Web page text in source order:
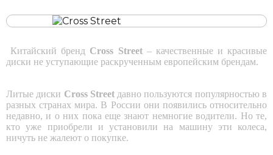
Китайский бренд Cross Street– качественные и красивые
диски не уступающие раскрученным европейским брендам.
Литые диски Cross Streetдавно пользуются популярностью в
разных странах мира. В России они появились относительно
недавно, и о них пока еще знают немногие водители. Но те,
кто уже приобрели и установили на машину эти колеса,
ничуть не жалеют о покупке.